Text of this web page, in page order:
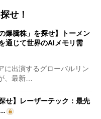
せ！
爆騰株」を探せ】トーメン
通じて世界のAIメモリ需
出演するグローバルリン
、最新…
せ】レーザーテック：最先